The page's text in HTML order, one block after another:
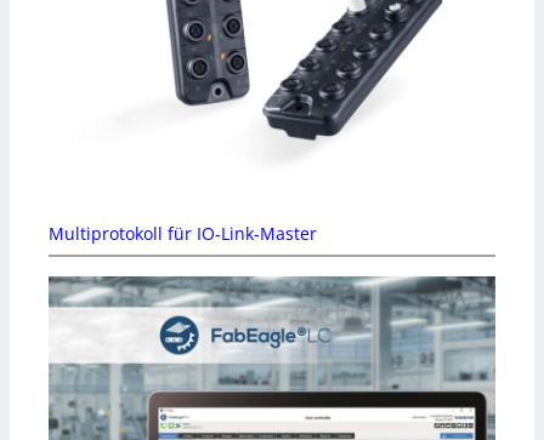
Multiprotokoll für IO-Link-Master